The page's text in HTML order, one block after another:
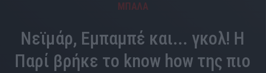
ΜΠΑΛΑ
Νεϊμάρ, Εμπαμπέ και... γκολ! Η
Παρί βρήκε το know how της πιο